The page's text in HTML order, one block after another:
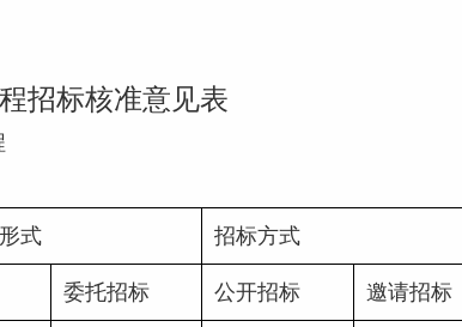
招标核准意见表
式 招标方式
委托招标 公开招标 邀请招标